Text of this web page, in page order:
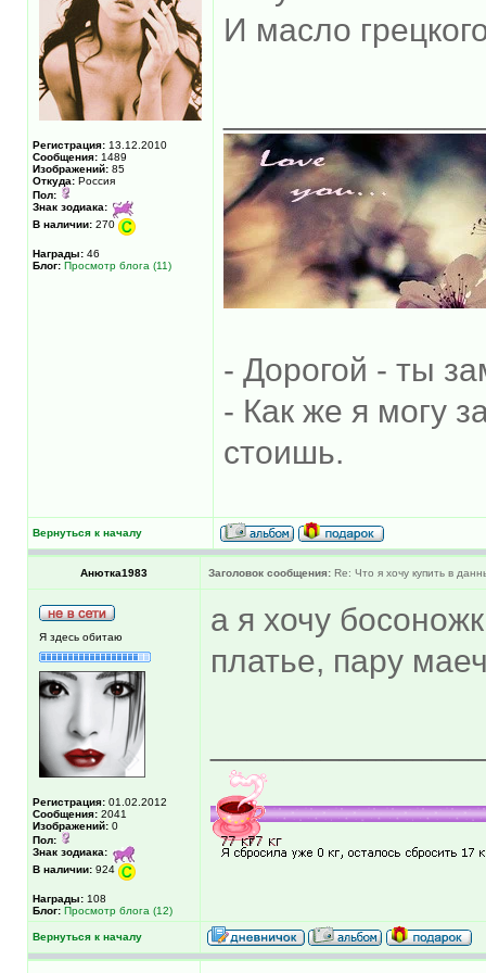
Регистрация: 13.12.2010
Сообщения: 1489
Изображений: 85
Откуда: Россия
Пол:
Знак зодиака:
В наличии: 270
Награды: 46
Блог: Просмотр блога (11)
И масло
- Дорогой - ты
- Как же я могу
стоишь.
Вернуться к началу
Анютка1983 Заголовок сообщения: Re: Что я хочу купить в
Я здесь обитаю
Регистрация: 01.02.2012
Сообщения: 2041
Изображений: 0
Пол:
Знак зодиака:
В наличии: 924
Награды: 108
Блог: Просмотр блога (12)
а я хочу
платье, пару
Вернуться к началу